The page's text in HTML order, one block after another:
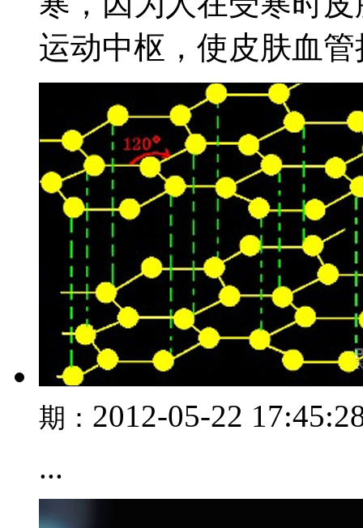
运动中枢，使皮肤血管
期： 2012-05-22
...